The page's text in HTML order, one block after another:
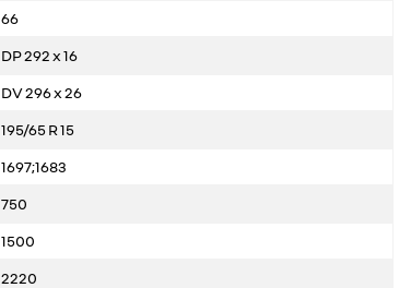
66
DP 292 x 16
DV 296 x 26
195/65 R 15
1697;1683
750
1500
2220